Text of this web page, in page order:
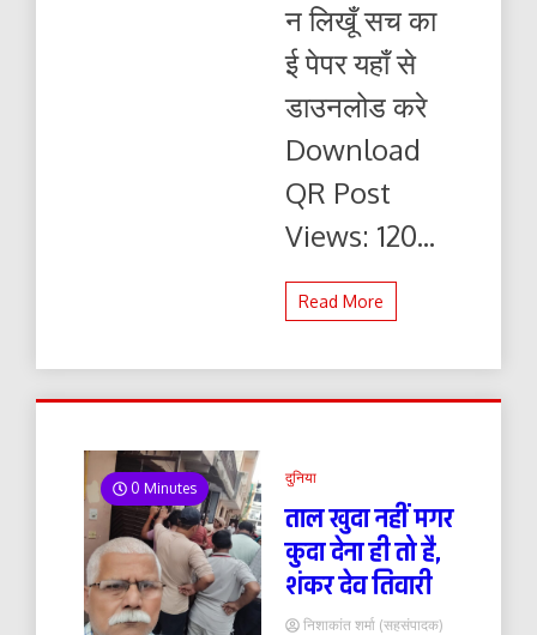
सच
13.05.2025
ई-
पेपर
यहाँ
पढ़ें
डाउनलोड
न लिखूँ सच का
ई पेपर यहाँ से
डाउनलोड करे
Download
QR Post
Views: 120...
Read More
0 Minutes
दुनिया
ताल खुदा नहीं मगर
कुदा देना ही तो है,
शंकर देव तिवारी
निशाकांत शर्मा (सहसंपादक)